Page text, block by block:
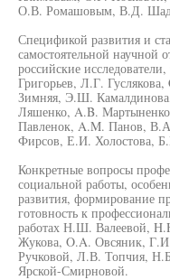
О.В. Ромашовым, В.Д.
Спецификой развития и
самостоятельной научной
российские
Григорьев, Л.Г.
Зимняя, Э.Ш.
Ляшенко, A.B.
Павленок, A.M. Панов,
Фирсов, Е.И. Холостова,
Конкретные вопросы
социальной работы,
развития, формирование
готовность к
работах Н.Ш. Валеевой,
Жукова, O.A. Овсяник,
Ручковой, Л.В. Топчия,
Ярской-Смирновой.